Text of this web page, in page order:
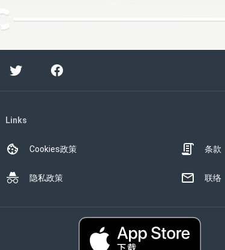
Links
Cookies政策
隐私政策
条款
联络